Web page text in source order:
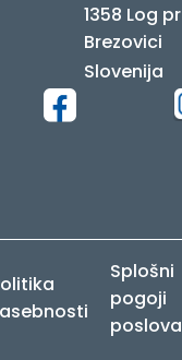
1358 Log
Brezovici
Slovenija
Splošni
pogoji